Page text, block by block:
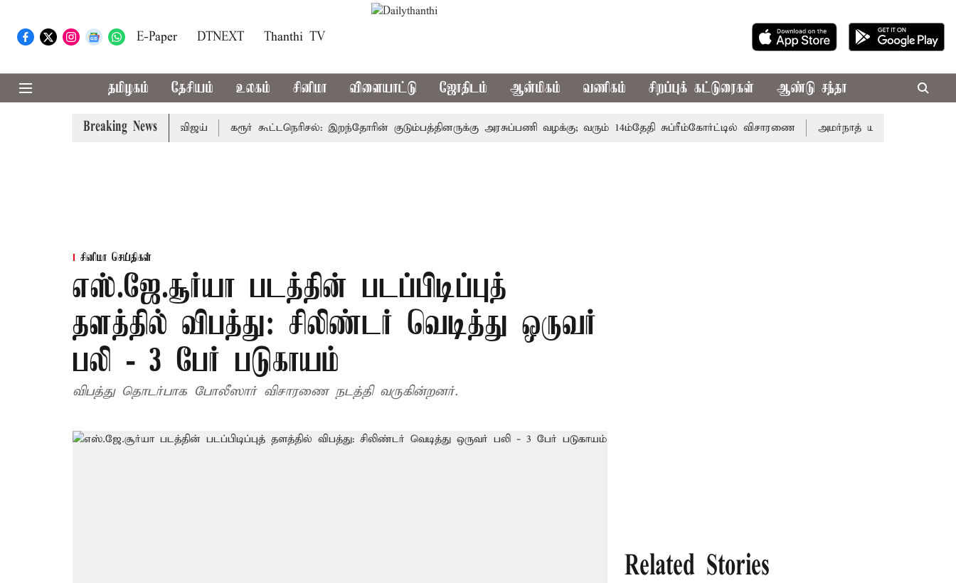
E-Paper DTNEXT Thanthi TV
தமிழகம் தேசியம் உலகம் சினிமா விளையாட்டு ஜோதிடம் ஆன்மிகம் வணிகம் சிறப்புக் கட்டுரைகள் ஆண்டு சந்தா
Breaking News
பாதிக்கும்: முதல்-அமைச்சர் விஜய் கரூர் கூட்டநெரிசல்: இறந்தோரின் குடும்பத்தினருக்கு அரசுப்பணி வழக்கு; வரும் 14ம்தேதி சுப்ரீம்கோர்ட்டில் விசாரணை அமர்நாத் யாத்திரை தற்காலிகமாக
சினிமா செய்திகள்
எஸ்.ஜே.சூர்யா படத்தின் படப்பிடிப்புத்
தளத்தில் விபத்து: சிலிண்டர் வெடித்து ஒருவர்
பலி - 3 பேர் படுகாயம்
விபத்து தொடர்பாக போலீஸார் விசாரணை நடத்தி வருகின்றனர்.
Related Stories